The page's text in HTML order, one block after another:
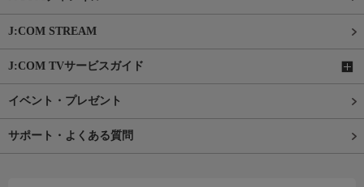
J:COM STREAM
J:COM TVサービスガイド
イベント・プレゼント
サポート・よくある質問